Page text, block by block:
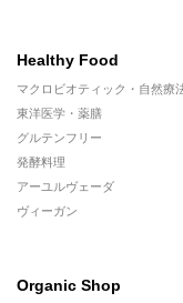
Healthy Food
マクロビオティック・自然療
東洋医学・薬膳
グルテンフリー
発酵料理
アーユルヴェーダ
ヴィーガン
Organic Shop